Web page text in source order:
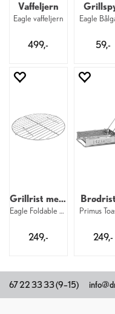
Vaffeljern
Eagle vaffeljern
499,-
Eagle
59,-
Grillrist med oppheng
Eagle Foldable Cooking Grid
249,-
Primus
249,-
67 22 33 33 (9–15)